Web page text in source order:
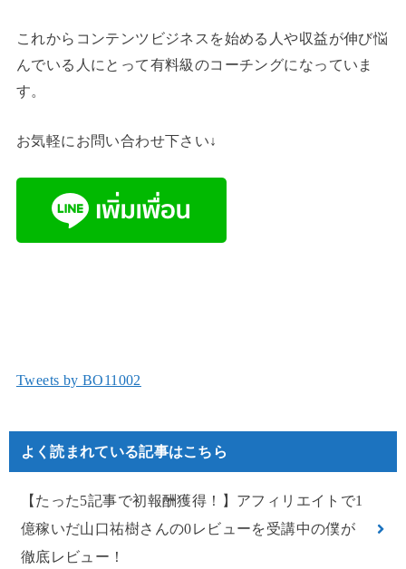
これからコンテンツビジネスを始める人や収益が伸び悩
んでいる人にとって有料級のコーチングになっていま
す。
お気軽にお問い合わせ下さい↓
Tweets by BO11002
よく読まれている記事はこちら
【たった5記事で初報酬獲得！】アフィリエイトで1
億稼いだ山口祐樹さんの0レビューを受講中の僕が
徹底レビュー！